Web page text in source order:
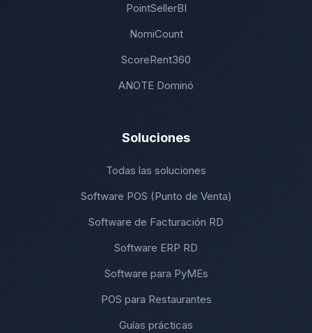
PointSellerBI
NomiCount
ScoreRent360
ANOTE Dominó
Soluciones
Todas las soluciones
Software POS (Punto de Venta)
Software de Facturación RD
Software ERP RD
Software para PyMEs
POS para Restaurantes
Guías prácticas